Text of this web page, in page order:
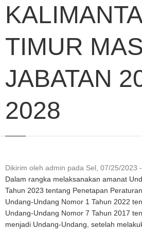
TIMUR
JABATAN
2028
Dikirim oleh admin pada Sel, 07/25/2023
Dalam rangka melaksanakan amanat
Tahun 2023 tentang Penetapan
Undang-Undang Nomor 1 Tahun 2022
Undang-Undang Nomor 7 Tahun 2017
menjadi Undang-Undang, setelah